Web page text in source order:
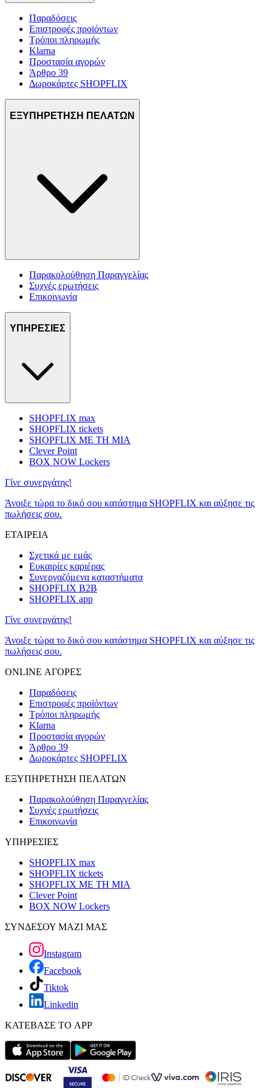
Παραδόσεις
Επιστροφές προϊόντων
Τρόποι πληρωμής
Klarna
Προστασία αγορών
Άρθρο 39
Δωροκάρτες SHOPFLIX
ΕΞΥΠΗΡΕΤΗΣΗ ΠΕΛΑΤΩΝ
Παρακολούθηση Παραγγελίας
Συχνές ερωτήσεις
Επικοινωνία
ΥΠΗΡΕΣΙΕΣ
SHOPFLIX max
SHOPFLIX tickets
SHOPFLIX ΜΕ ΤΗ ΜΙΑ
Clever Point
BOX NOW Lockers
Γίνε συνεργάτης!
Άνοιξε τώρα το δικό σου κατάστημα SHOPFLIX και αύξησε τις
πωλήσεις σου.
ΕΤΑΙΡΕΙΑ
Σχετικά με εμάς
Ευκαιρίες καριέρας
Συνεργαζόμενα καταστήματα
SHOPFLIX B2B
SHOPFLIX app
Γίνε συνεργάτης!
Άνοιξε τώρα το δικό σου κατάστημα SHOPFLIX και αύξησε τις
πωλήσεις σου.
ONLINE ΑΓΟΡΕΣ
Παραδόσεις
Επιστροφές προϊόντων
Τρόποι πληρωμής
Klarna
Προστασία αγορών
Άρθρο 39
Δωροκάρτες SHOPFLIX
ΕΞΥΠΗΡΕΤΗΣΗ ΠΕΛΑΤΩΝ
Παρακολούθηση Παραγγελίας
Συχνές ερωτήσεις
Επικοινωνία
ΥΠΗΡΕΣΙΕΣ
SHOPFLIX max
SHOPFLIX tickets
SHOPFLIX ΜΕ ΤΗ ΜΙΑ
Clever Point
BOX NOW Lockers
ΣΥΝΔΕΣΟΥ ΜΑΖΙ ΜΑΣ
Instagram
Facebook
Tiktok
Linkedin
ΚΑΤΕΒΑΣΕ ΤΟ APP